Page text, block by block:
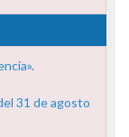
31 de agosto